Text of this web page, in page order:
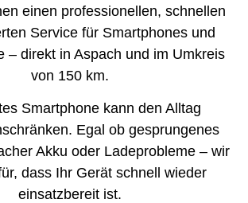
einen professionellen, schnellen
Service für Smartphones und
– direkt in Aspach und im Umkreis
von 150 km.
Smartphone kann den Alltag
Egal ob gesprungenes
Akku oder Ladeprobleme – wir
dass Ihr Gerät schnell wieder
einsatzbereit ist.